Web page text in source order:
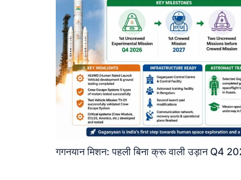
गगनयान मिशन: पहली बिना क्रू वाली उड़ान Q4